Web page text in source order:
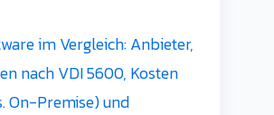
im Vergleich: Anbieter,
nach VDI 5600, Kosten
On-Premise) und